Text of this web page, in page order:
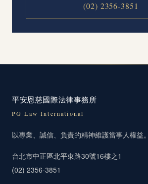
(02) 2356-3851
平安恩慈國際法律事務所
PG Law International
以專業、誠信、負責的精神維護當事人權益。
台北市中正區北平東路30號16樓之1
(02) 2356-3851